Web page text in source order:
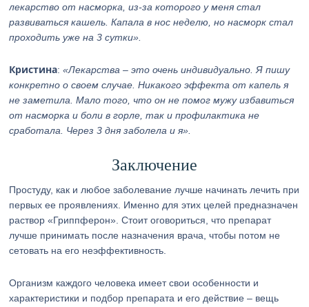
лекарство от насморка, из-за которого у меня стал
развиваться кашель. Капала в нос неделю, но насморк стал
проходить уже на 3 сутки».
Кристина:«Лекарства – это очень индивидуально. Я пишу
конкретно о своем случае. Никакого эффекта от капель я
не заметила. Мало того, что он не помог мужу избавиться
от насморка и боли в горле, так и профилактика не
сработала. Через 3 дня заболела и я».
Заключение
Простуду, как и любое заболевание лучше начинать лечить при
первых ее проявлениях. Именно для этих целей предназначен
раствор «Гриппферон». Стоит оговориться, что препарат
лучше принимать после назначения врача, чтобы потом не
сетовать на его неэффективность.
Организм каждого человека имеет свои особенности и
характеристики и подбор препарата и его действие – вещь